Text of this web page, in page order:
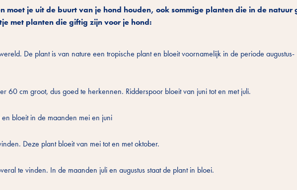
moet je uit de buurt van je hond houden, ook sommige planten die in de natuur
met planten die giftig zijn voor je hond:
De plant is van nature een tropische plant en bloeit voornamelijk in de periode augustus-
60 cm groot, dus goed te herkennen. Ridderspoor bloeit van juni tot en met juli.
bloeit in de maanden mei en juni
Deze plant bloeit van mei tot en met oktober.
te vinden. In de maanden juli en augustus staat de plant in bloei.